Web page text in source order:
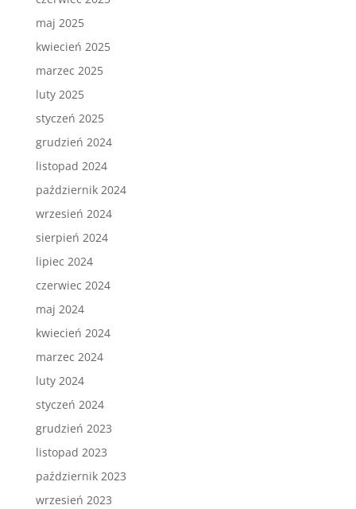
maj 2025
kwiecień 2025
marzec 2025
luty 2025
styczeń 2025
grudzień 2024
listopad 2024
październik 2024
wrzesień 2024
sierpień 2024
lipiec 2024
czerwiec 2024
maj 2024
kwiecień 2024
marzec 2024
luty 2024
styczeń 2024
grudzień 2023
listopad 2023
październik 2023
wrzesień 2023